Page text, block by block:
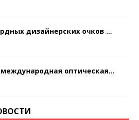
дизайнерских очков ...
оптическая...